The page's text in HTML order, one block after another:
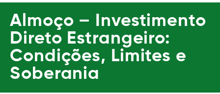
Almoço – Investimento
Direto Estrangeiro:
Condições, Limites e
Soberania